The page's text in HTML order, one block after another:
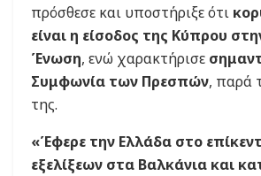
πρόσθεσε και υποστήριξε ότι
είναι η είσοδος της Κύπρου
Ένωση, ενώ χαρακτήρισε
Συμφωνία των Πρεσπών, παρά
της.
«Έφερε την Ελλάδα στο
εξελίξεων στα Βαλκάνια και